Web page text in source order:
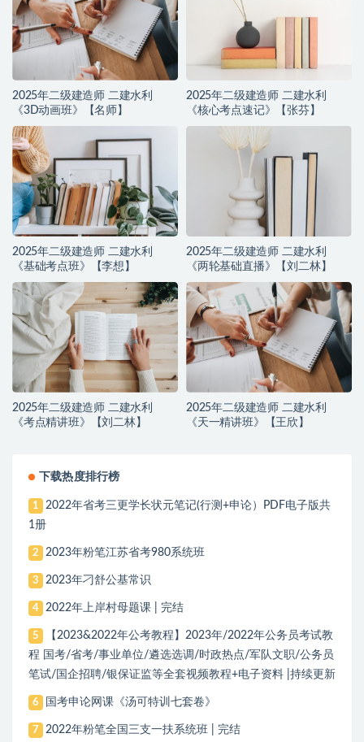
2025年二级建造师 二建水利
《3D动画班》【名师】
2025年二级建造师 二建水利
《核心考点速记》【张芬】
2025年二级建造师 二建水利
《基础考点班》【李想】
2025年二级建造师 二建水利
《两轮基础直播》【刘二林】
2025年二级建造师 二建水利
《考点精讲班》【刘二林】
2025年二级建造师 二建水利
《天一精讲班》【王欣】
下载热度排行榜
1
2022年省考三更学长状元笔记(行测+申论）PDF电子版共
1册
2 2023年粉笔江苏省考980系统班
3 2023年刁舒公基常识
4 2022年上岸村母题课 | 完结
5
【2023&2022年公考教程】2023年/2022年公务员考试教
程 国考/省考/事业单位/遴选选调/时政热点/军队文职/公务员
笔试/国企招聘/银保证监等全套视频教程+电子资料 |持续更新
6 国考申论网课《汤可特训七套卷》
7 2022年粉笔全国三支一扶系统班 | 完结